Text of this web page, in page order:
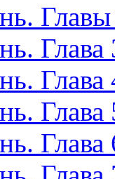
Глава
Глава
Глава
Глава